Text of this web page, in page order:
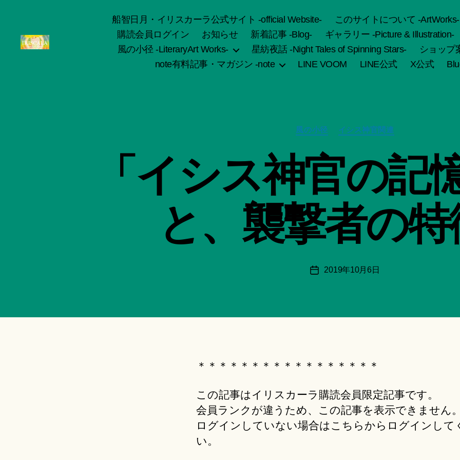
船智日月・イリスカーラ公式サイト -official Website- このサイトについて -ArtWorks-
購読会員ログイン
お知らせ 新着記事 -Blog- ギャラリー -Picture & Illustration-
風の小径 -LiteraryArt Works-
星紡夜話 -Night Tales of Spinning Stars-
ショップ
note有料記事・マガジン -note
LINE VOOM LINE公式 X公式
カ
テ
リ
ー
風の小径 イシス神官関連
「イシス神官の記
と、襲撃者の特
投
成
者
智
日
月
ki
投
2019年10月6日
＊＊＊＊＊＊＊＊＊＊＊＊＊＊＊＊＊
この記事はイリスカーラ購読会員限定記事です。
会員ランクが違うため、この記事を表示できません。
ログインしていない場合はこちらからログインして
い。